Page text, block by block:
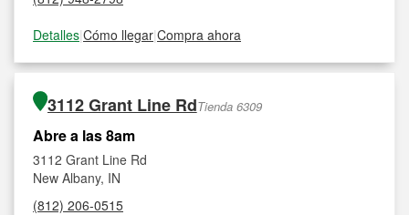
Detalles|Cómo llegar|Compra ahora
3112 Grant Line RdTienda 6309
Abre a las 8am
3112 Grant Line Rd
New Albany, IN
(812) 206-0515